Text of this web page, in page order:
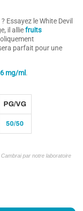
Essayez le White Devil
il alliefruits
parfait pour une
mg/ml .
PG/VG
50/50
Cambrai par notre laboratoire